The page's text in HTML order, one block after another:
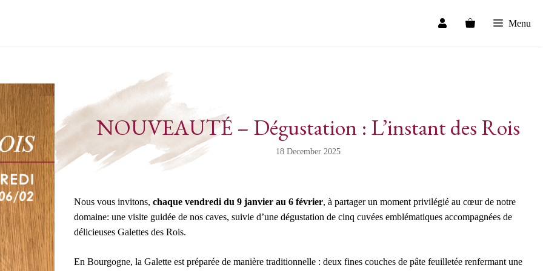
Menu
NOUVEAUTÉ – Dégustation : L’instant des Rois
18 December 2025
Nous vous invitons, chaque vendredi du 9 janvier au 6 février, à partager un moment privilégié au cœur de notre
domaine: une visite guidée de nos caves, suivie d’une dégustation de cinq cuvées emblématiques accompagnées de
délicieuses Galettes des Rois.
En Bourgogne, la Galette est préparée de manière traditionnelle : deux fines couches de pâte feuilletée renfermant une